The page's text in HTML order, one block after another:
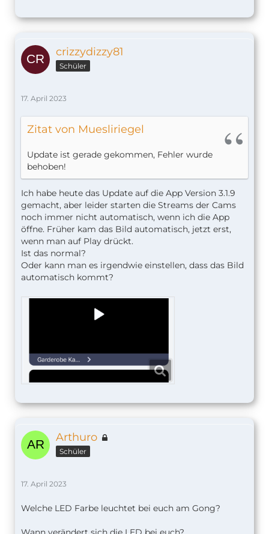
crizzydizzy81
Schüler
17. April 2023
Zitat von Muesliriegel
Update ist gerade gekommen, Fehler wurde
behoben!
Ich habe heute das Update auf die App Version 3.1.9
gemacht, aber leider starten die Streams der Cams
noch immer nicht automatisch, wenn ich die App
öffne. Früher kam das Bild automatisch, jetzt erst,
wenn man auf Play drückt.
Ist das normal?
Oder kann man es irgendwie einstellen, dass das Bild
automatisch kommt?
Arthuro
Schüler
17. April 2023
Welche LED Farbe leuchtet bei euch am Gong?